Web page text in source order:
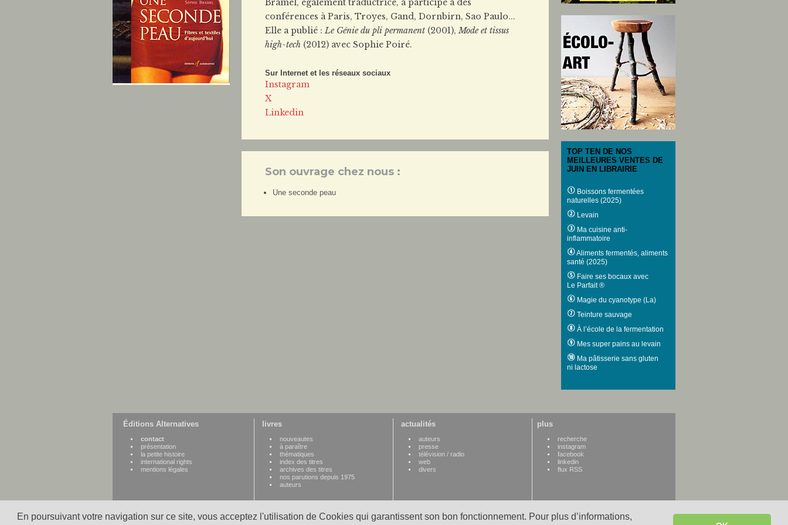
En poursuivant votre navigation sur ce site, vous acceptez l'utilisation de Cookies qui garantissent son bon fonctionnement. Pour plus d’informations,
Bramel, également traductrice, a participé à des
conférences à Paris, Troyes, Gand, Dornbirn, Sao Paulo...
Elle a publié :Le Génie du pli permanent (2001),Mode et tissus
high-tech (2012) avec Sophie Poiré.
Sur Internet et les réseaux sociaux
Instagram
X
Linkedin
Son ouvrage chez nous :
Une seconde peau
TOP TEN DE NOS
MEILLEURES VENTES DE
JUIN EN LIBRAIRIE
Boissons fermentées
naturelles (2025)
Levain
Ma cuisine anti-
inflammatoire
Aliments fermentés, aliments
santé (2025)
Faire ses bocaux avec
Le Parfait ®
Magie du cyanotype (La)
Teinture sauvage
À l’école de la fermentation
Mes super pains au levain
Ma pâtisserie sans gluten
ni lactose
Éditions Alternatives
contact
présentation
la petite histoire
international rights
mentions légales
livres
nouveautes
à paraître
thématiques
index des titres
archives des titres
nos parutions depuis 1975
auteurs
actualités
auteurs
presse
télévision / radio
web
divers
plus
recherche
instagram
facebook
linkedin
flux RSS
WWW credits